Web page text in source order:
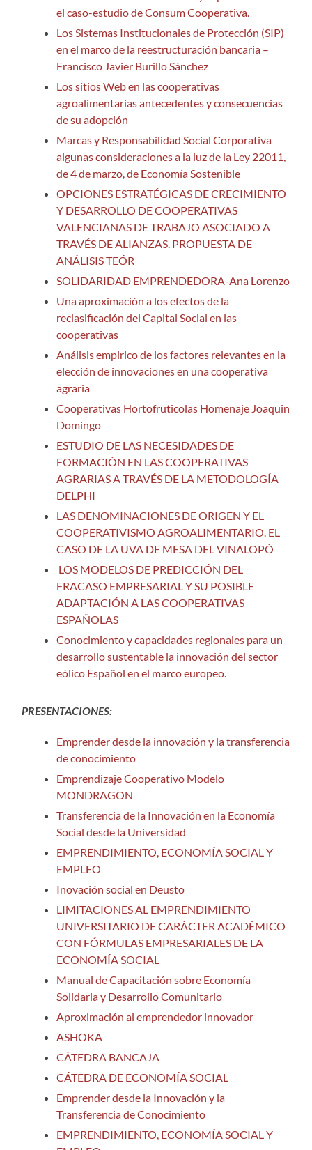
el caso-estudio de Consum Cooperativa.
Los Sistemas Institucionales de Protección (SIP)
en el marco de la reestructuración bancaria –
Francisco Javier Burillo Sánchez
Los sitios Web en las cooperativas
agroalimentarias antecedentes y consecuencias
de su adopción
Marcas y Responsabilidad Social Corporativa
algunas consideraciones a la luz de la Ley 22011,
de 4 de marzo, de Economía Sostenible
OPCIONES ESTRATÉGICAS DE CRECIMIENTO
Y DESARROLLO DE COOPERATIVAS
VALENCIANAS DE TRABAJO ASOCIADO A
TRAVÉS DE ALIANZAS. PROPUESTA DE
ANÁLISIS TEÓR
SOLIDARIDAD EMPRENDEDORA-Ana Lorenzo
Una aproximación a los efectos de la
reclasificación del Capital Social en las
cooperativas
Análisis empirico de los factores relevantes en la
elección de innovaciones en una cooperativa
agraria
Cooperativas Hortofruticolas Homenaje Joaquin
Domingo
ESTUDIO DE LAS NECESIDADES DE
FORMACIÓN EN LAS COOPERATIVAS
AGRARIAS A TRAVÉS DE LA METODOLOGÍA
DELPHI
LAS DENOMINACIONES DE ORIGEN Y EL
COOPERATIVISMO AGROALIMENTARIO. EL
CASO DE LA UVA DE MESA DEL VINALOPÓ
LOS MODELOS DE PREDICCIÓN DEL
FRACASO EMPRESARIAL Y SU POSIBLE
ADAPTACIÓN A LAS COOPERATIVAS
ESPAÑOLAS
Conocimiento y capacidades regionales para un
desarrollo sustentable la innovación del sector
eólico Español en el marco europeo.
PRESENTACIONES:
Emprender desde la innovación y la transferencia
de conocimiento
Emprendizaje Cooperativo Modelo
MONDRAGON
Transferencia de la Innovación en la Economía
Social desde la Universidad
EMPRENDIMIENTO, ECONOMÍA SOCIAL Y
EMPLEO
Inovación social en Deusto
LIMITACIONES AL EMPRENDIMIENTO
UNIVERSITARIO DE CARÁCTER ACADÉMICO
CON FÓRMULAS EMPRESARIALES DE LA
ECONOMÍA SOCIAL
Manual de Capacitación sobre Economía
Solidaria y Desarrollo Comunitario
Aproximación al emprendedor innovador
ASHOKA
CÁTEDRA BANCAJA
CÁTEDRA DE ECONOMÍA SOCIAL
Emprender desde la Innovación y la
Transferencia de Conocimiento
EMPRENDIMIENTO, ECONOMÍA SOCIAL Y